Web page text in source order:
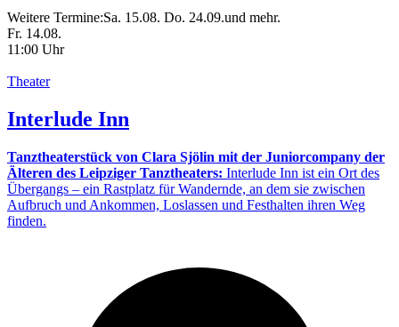
Weitere Termine:Sa. 15.08. Do. 24.09.und mehr.
Fr. 14.08.
11:00 Uhr
Theater
Interlude Inn
Tanztheaterstück von Clara Sjölin mit der Juniorcompany der
Älteren des Leipziger Tanztheaters: Interlude Inn ist ein Ort des
Übergangs – ein Rastplatz für Wandernde, an dem sie zwischen
Aufbruch und Ankommen, Loslassen und Festhalten ihren Weg
finden.